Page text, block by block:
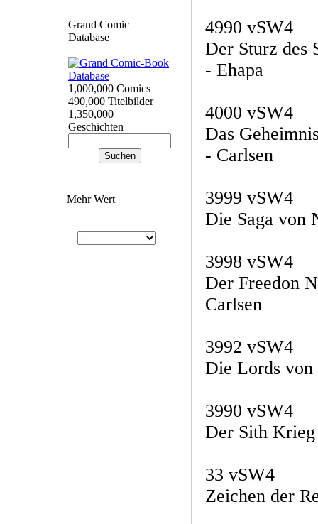
Grand Comic
Database
1,000,000 Comics
490,000 Titelbilder
1,350,000
Geschichten
Mehr Wert
4990 vSW4
Der Sturz des
- Ehapa
4000 vSW4
Das
- Carlsen
3999 vSW4
Die Saga von
3998 vSW4
Der Freedon
Carlsen
3992 vSW4
Die Lords von
3990 vSW4
Der Sith
33 vSW4
Zeichen der